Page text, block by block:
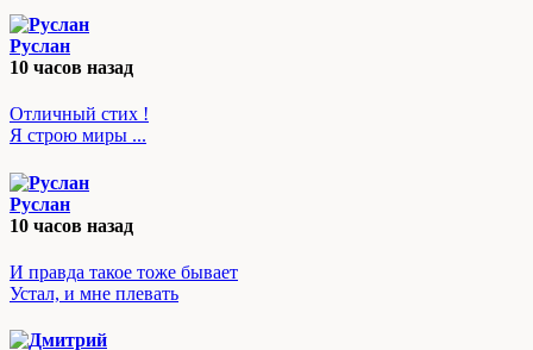
Руслан
10 часов назад
Отличный стих !
Я строю миры ...
Руслан
10 часов назад
И правда такое тоже бывает
Устал, и мне плевать